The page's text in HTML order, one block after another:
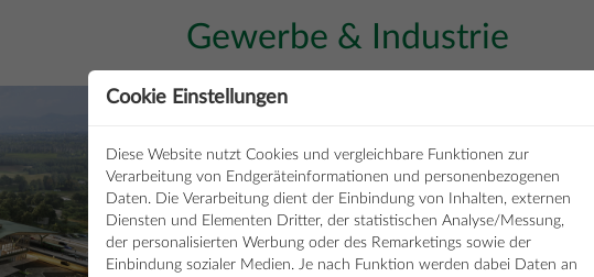
Gewerbe & Industrie
Cookie Einstellungen
Diese Website nutzt Cookies und vergleichbare Funktionen zur
Verarbeitung von Endgeräteinformationen und personenbezogenen
Daten. Die Verarbeitung dient der Einbindung von Inhalten, externen
Diensten und Elementen Dritter, der statistischen Analyse/Messung,
der personalisierten Werbung oder des Remarketings sowie der
Einbindung sozialer Medien. Je nach Funktion werden dabei Daten an